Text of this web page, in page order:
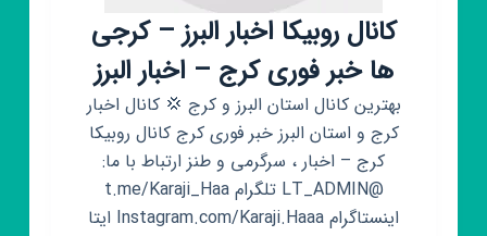
کانال روبیکا اخبار البرز – کرجی
ها خبر فوری کرج – اخبار البرز
بهترین کانال استان البرز و کرج 💢 کانال اخبار
کرج و استان البرز خبر فوری کرج کانال روبیکا
کرج – اخبار ، سرگرمی و طنز ارتباط با ما:
@LT_ADMIN تلگرام t.me/Karaji_Haa
اینستاگرام Instagram.com/Karaji.Haaa ایتا